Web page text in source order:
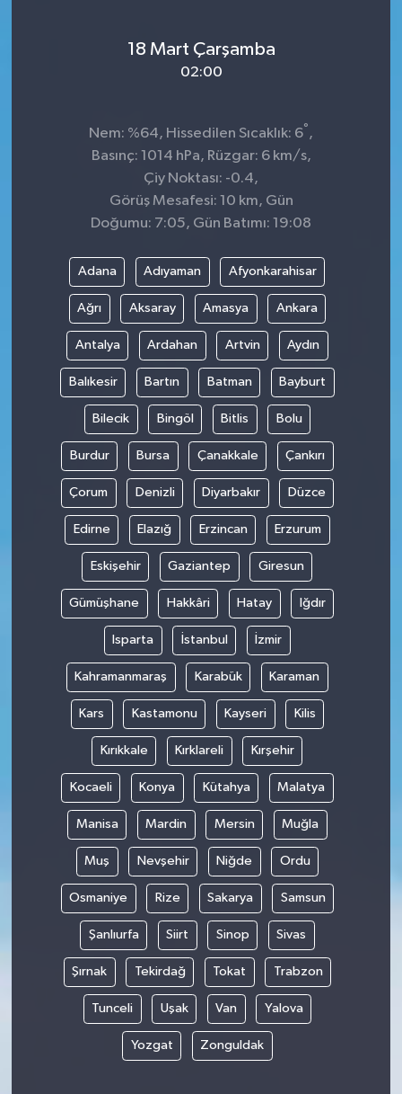
18 Mart Çarşamba
02:00
Nem: %64, Hissedilen Sıcaklık: 6° ,
Basınç: 1014 hPa, Rüzgar: 6 km/s,
Çiy Noktası: -0.4,
Görüş Mesafesi: 10 km, Gün
Doğumu: 7:05, Gün Batımı: 19:08
Adana Adıyaman Afyonkarahisar
Ağrı Aksaray Amasya Ankara
Antalya Ardahan Artvin Aydın
Balıkesir Bartın Batman Bayburt
Bilecik Bingöl Bitlis Bolu
Burdur Bursa Çanakkale Çankırı
Çorum Denizli Diyarbakır Düzce
Edirne Elazığ Erzincan Erzurum
Eskişehir Gaziantep Giresun
Gümüşhane Hakkâri Hatay Iğdır
Isparta İstanbul İzmir
Kahramanmaraş Karabük Karaman
Kars Kastamonu Kayseri Kilis
Kırıkkale Kırklareli Kırşehir
Kocaeli Konya Kütahya Malatya
Manisa Mardin Mersin Muğla
Muş Nevşehir Niğde Ordu
Osmaniye Rize Sakarya Samsun
Şanlıurfa Siirt Sinop Sivas
Şırnak Tekirdağ Tokat Trabzon
Tunceli Uşak Van Yalova
Yozgat Zonguldak